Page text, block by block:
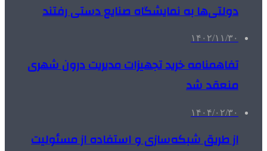
دولتی‌ها به نمایشگاه صنایع دستی رفتند
۱۴۰۲/۱۱/۳۰
تفاهمنامه خرید تجهیزات مدیریت درون شهری
منعقد شد
۱۴۰۴/۰۲/۳۰
از طریق شبکه‌سازی و استفاده از مسئولیت